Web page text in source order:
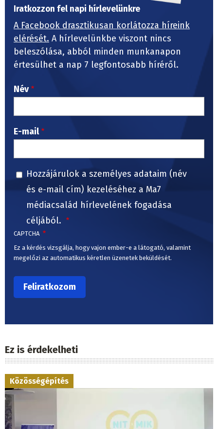
Iratkozzon fel napi hírlevelünkre
A Facebook drasztikusan korlátozza híreink
elérését. A hírlevelünkbe viszont nincs
beleszólása, abból minden munkanapon
értesülhet a nap 7 legfontosabb híréről.
Név
E-mail
Hozzájárulok a személyes adataim (név
és e-mail cím) kezeléséhez a Ma7
médiacsalád hírlevelének fogadása
céljából.
CAPTCHA
Ez a kérdés vizsgálja, hogy vajon ember-e a látogató, valamint
megelőzi az automatikus kéretlen üzenetek beküldését.
Ez is érdekelheti
Közösségépítés